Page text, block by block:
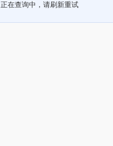
正在查询中，请刷新重试